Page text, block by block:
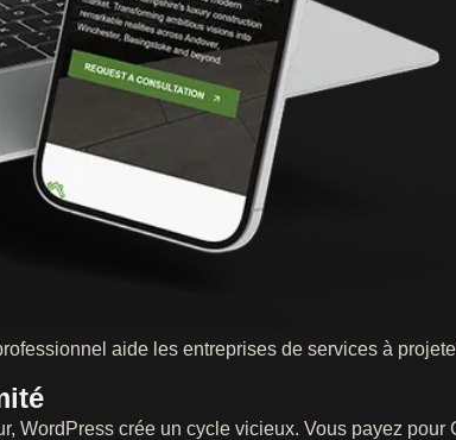
aide les entreprises de services à
WordPress crée un cycle vicieux. Vous payez pour